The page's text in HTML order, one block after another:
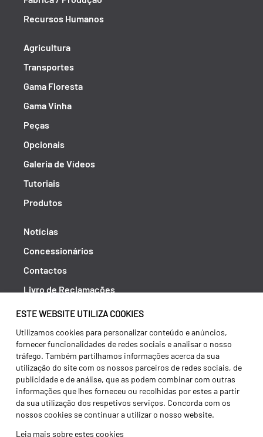
ESTE WEBSITE UTILIZA COOKIES
Utilizamos cookies para personalizar conteúdo e anúncios,
fornecer funcionalidades de redes sociais e analisar o nosso
tráfego. Também partilhamos informações acerca da sua
utilização do site com os nossos parceiros de redes sociais, de
publicidade e de análise, que as podem combinar com outras
informações que lhes forneceu ou recolhidas por estes a partir
da sua utilização dos respetivos serviços. Concorda com os
nossos cookies se continuar a utilizar o nosso website.
Leia mais sobre estes cookies
Recursos Humanos
Agricultura
Transportes
Gama Floresta
Gama Vinha
Peças
Opcionais
Galeria de Vídeos
Tutoriais
Produtos
Notícias
Concessionários
Contactos
Livro de Reclamações
Política de Privacidade
Canal de Denúncias (RGPC)
Termos e condições